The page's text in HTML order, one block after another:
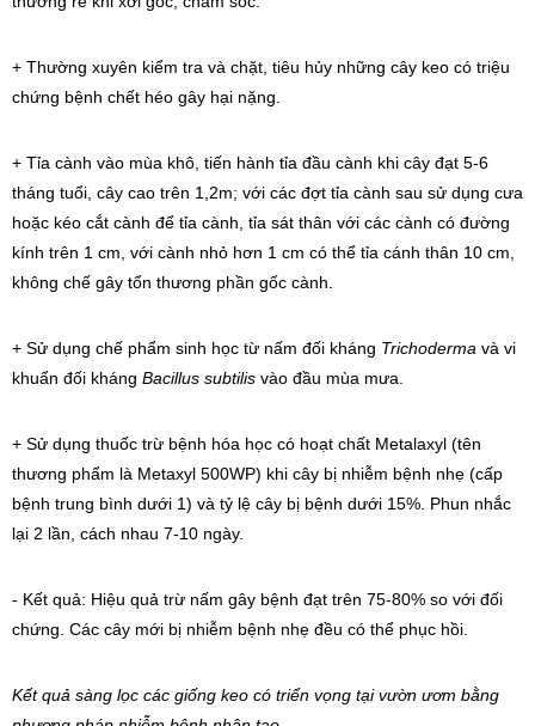
+ Thường xuyên kiểm tra và chặt, tiêu hủy những cây keo có triệu
chứng bệnh chết héo gây hại nặng.
+ Tỉa cành vào mùa khô, tiến hành tỉa đầu cành khi cây đạt 5-6
tháng tuổi, cây cao trên 1,2m; với các đợt tỉa cành sau sử dụng cưa
hoặc kéo cắt cành để tỉa cành, tỉa sát thân với các cành có đường
kính trên 1 cm, với cành nhỏ hơn 1 cm có thể tỉa cánh thân 10 cm,
không chế gây tổn thương phần gốc cành.
+ Sử dụng chế phẩm sinh học từ nấm đối kháng Trichoderma và vi
khuẩn đối kháng Bacillus subtilis vào đầu mùa mưa.
+ Sử dụng thuốc trừ bệnh hóa học có hoạt chất Metalaxyl (tên
thương phẩm là Metaxyl 500WP) khi cây bị nhiễm bệnh nhẹ (cấp
bệnh trung bình dưới 1) và tỷ lệ cây bị bệnh dưới 15%. Phun nhắc
lại 2 lần, cách nhau 7-10 ngày.
- Kết quả: Hiệu quả trừ nấm gây bệnh đạt trên 75-80% so với đối
chứng. Các cây mới bị nhiễm bệnh nhẹ đều có thể phục hồi.
Kết quả sàng lọc các giống keo có triển vọng tại vườn ươm bằng